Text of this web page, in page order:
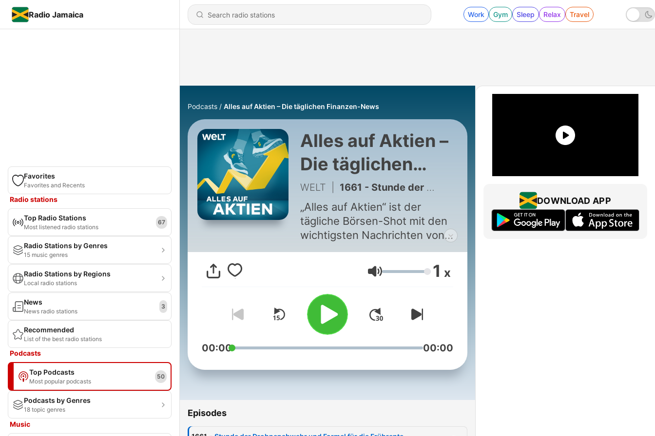
Radio Jamaica Work Gym Sleep Relax Travel
Favorites
Favorites and Recents
Radio stations
Top Radio Stations
Most listened radio stations
67
Radio Stations by Genres
15 music genres
Radio Stations by Regions
Local radio stations
News
News radio stations
3
Recommended
List of the best radio stations
Podcasts
Top Podcasts
Most popular podcasts
50
Podcasts by Genres
18 topic genres
Music
Podcasts Alles auf Aktien – Die täglichen Finanzen-News
Alles auf Aktien –
Die täglichen
Finanzen-News
WELT 1661 - Stunde der Drohnenabwehr und Formel für die Frührente
„Alles auf Aktien“ ist der
tägliche Börsen-Shot mit den
wichtigsten Nachrichten von
den Finanzmärkten. Unser
Team aus Wirtschafts- und
Finanzjournalisten bespricht
aktuelle Aktien, Fonds, ETFs
und gibt wertvolle Tipps für
eine erfolgreiche Geldanlage.
In jeder Folge neue Finanz-
Nachrichten und wertvolle
Börse und den Aktienmarkt –
Neueinsteiger. Mit dem
Aktien“ immer up-to-date.
Volume 1 x
00:00 00:00
Episodes
DOWNLOAD APP